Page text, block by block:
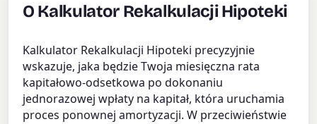
O Kalkulator Rekalkulacji Hipoteki
Kalkulator Rekalkulacji Hipoteki precyzyjnie
wskazuje, jaka będzie Twoja miesięczna rata
kapitałowo-odsetkowa po dokonaniu
jednorazowej wpłaty na kapitał, która uruchamia
proces ponownej amortyzacji. W przeciwieństwie